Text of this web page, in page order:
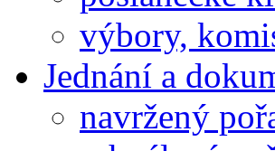
výbory,
Jednání a
navržený